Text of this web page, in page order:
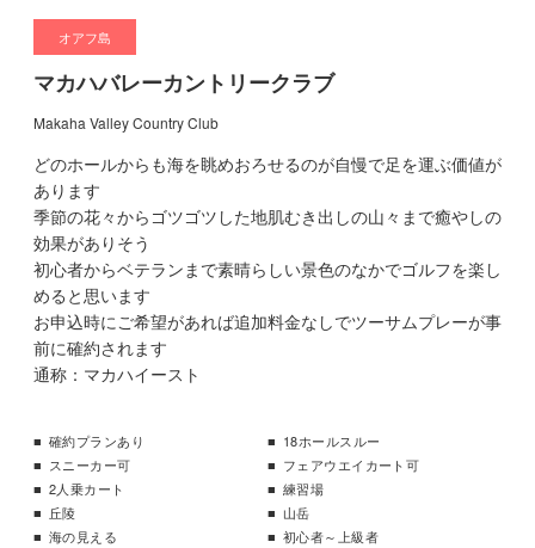
オアフ島
マカハバレーカントリークラブ
Makaha Valley Country Club
どのホールからも海を眺めおろせるのが自慢で足を運ぶ価値が
あります
季節の花々からゴツゴツした地肌むき出しの山々まで癒やしの
効果がありそう
初心者からベテランまで素晴らしい景色のなかでゴルフを楽し
めると思います
お申込時にご希望があれば追加料金なしでツーサムプレーが事
前に確約されます
通称：マカハイースト
確約プランあり
18ホールスルー
スニーカー可
フェアウエイカート可
2人乗カート
練習場
丘陵
山岳
海の見える
初心者～上級者